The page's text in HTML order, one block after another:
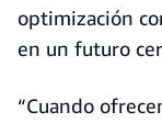
optimización
en un futuro
“Cuando